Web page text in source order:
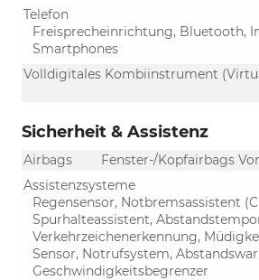
Telefon
Freisprecheinrichtung, Bluetooth,
Smartphones
Volldigitales Kombiinstrument
Sicherheit & Assistenz
Airbags
Fenster-/Kopfairbags
Assistenzsysteme
Regensensor, Notbremsassistent
Spurhalteassistent,
Verkehrzeichenerkennung,
Sensor, Notrufsystem,
Geschwindigkeitsbegrenzer